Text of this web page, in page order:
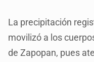
La precipitación
movilizó a los
de Zapopan, pues